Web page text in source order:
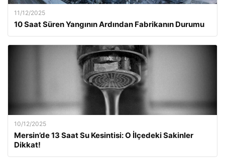
11/12/2025
10 Saat Süren Yangının Ardından Fabrikanın Durumu
10/12/2025
Mersin’de 13 Saat Su Kesintisi: O İlçedeki Sakinler
Dikkat!